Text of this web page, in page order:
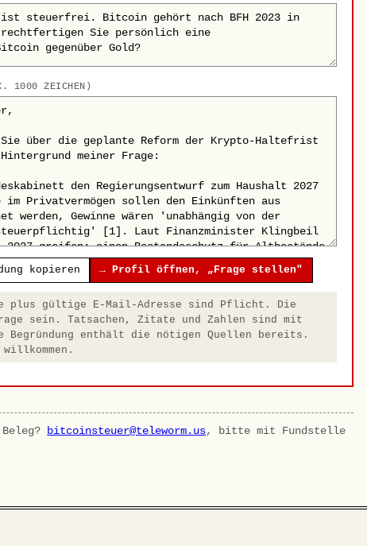
1000 ZEICHEN)
kopieren → Profil öffnen, „Frage stellen"
plus gültige E-Mail-Adresse sind Pflicht. Die
sein. Tatsachen, Zitate und Zahlen sind mit
Begründung enthält die nötigen Quellen bereits.
bitcoinsteuer@teleworm.us, bitte mit Fundstelle